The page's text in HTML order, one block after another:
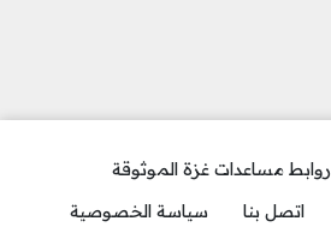
روابط مساعدات غزة الموثوقة
اتصل بنا سياسة الخصوصية